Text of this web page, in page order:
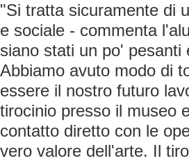
"Si tratta sicuramente di
e sociale - commenta
siano stati un po' pesanti
Abbiamo avuto modo di
essere il nostro futuro
tirocinio presso il museo
contatto diretto con le
vero valore dell'arte. Il